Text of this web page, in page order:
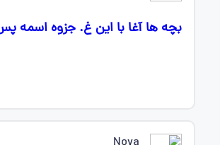
بچه ها آغا با این غ. جزوه اسمه